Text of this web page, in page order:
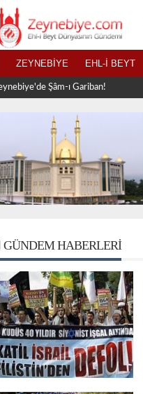
ZEYNEBIYE EHL-I BEYT
Şâm-ı Gariban!
GÜNDEM HABERLERI